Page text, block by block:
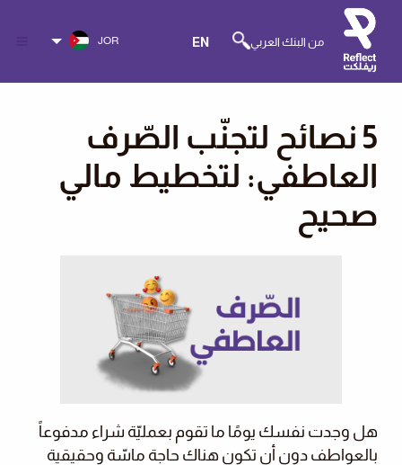
من البنك العربي EN
JOR
5 نصائح لتجنّب الصّرف
العاطفي: لتخطيط مالي
صحيح
هل وجدت نفسك يومًا ما تقوم بعمليّة شراء مدفوعاً
بالعواطف دون أن تكون هناك حاجة ماسّة وحقيقية